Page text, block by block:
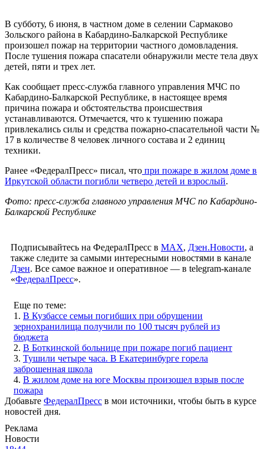
В субботу, 6 июня, в частном доме в селении Сармаково
Зольского района в Кабардино-Балкарской Республике
произошел пожар на территории частного домовладения.
После тушения пожара спасатели обнаружили месте тела двух
детей, пяти и трех лет.
Как сообщает пресс-служба главного управления МЧС по
Кабардино-Балкарской Республике, в настоящее время
причина пожара и обстоятельства происшествия
устанавливаются. Отмечается, что к тушению пожара
привлекались силы и средства пожарно-спасательной части №
17 в количестве 8 человек личного состава и 2 единиц
техники.
Ранее «ФедералПресс» писал, что при пожаре в жилом доме в
Иркутской области погибли четверо детей и взрослый.
Фото: пресс-служба главного управления МЧС по Кабардино-
Балкарской Республике
Подписывайтесь на ФедералПресс в МАХ, Дзен.Новости, а
также следите за самыми интересными новостями в канале
Дзен. Все самое важное и оперативное — в telegram-канале
«ФедералПресс».
Еще по теме:
1. В Кузбассе семьи погибших при обрушении
зернохранилища получили по 100 тысяч рублей из
бюджета
2. В Боткинской больнице при пожаре погиб пациент
3. Тушили четыре часа. В Екатеринбурге горела
заброшенная школа
4. В жилом доме на юге Москвы произошел взрыв после
пожара
Добавьте ФедералПресс в мои источники, чтобы быть в курсе
новостей дня.
Реклама
Новости